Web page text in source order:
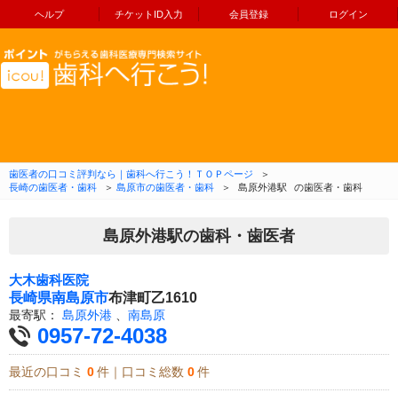
ヘルプ チケットID入力 会員登録 ログイン
コンテンツへ移動
歯医者の口コミ評判なら｜歯科へ行こう！ＴＯＰページ
＞
長崎の歯医者・歯科
＞ 島原市の歯医者・歯科 ＞ 島原外港駅 の歯医者・歯科
島原外港駅の歯科・歯医者
大木歯科医院
長崎県南島原市布津町乙1610
最寄駅： 島原外港 南島原
0957-72-4038
最近の口コミ 0 件｜口コミ総数 0 件